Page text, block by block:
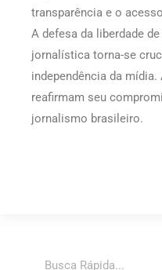
transparência e o
A defesa da liberdade
jornalística torna-se
independência da
reafirmam seu
jornalismo brasileiro.